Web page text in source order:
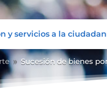
y servicios a la
9 Sucesión de bienes